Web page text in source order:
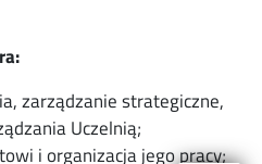
zarządzanie strategiczne,
Uczelnią;
i organizacja jego pracy;